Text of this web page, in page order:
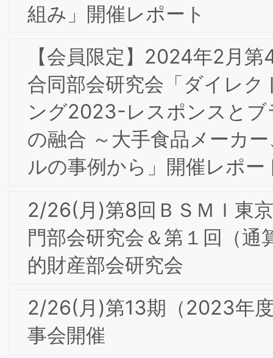
合同部会研究会「企業における知的財産
活動―ブランディングへの知財貢献」開
催レポート
【会員限定】2022年9月第4回ＢＳＭＩ
東京/大阪合同研究会
9/2-3東阪合同夏季合宿研究会 in広島の
報告
【会員限定】2022年7月第3回東京/大阪
合同部会研究会「不二製油におけるブラ
ンディングの取組」開催レポート
【会員限定】2022年6月 東京第20回フ
ォーラム開催レポート
【会員限定】2022年7月第3回ＢＳＭＩ
東京/大阪合同研究会
【会員限定】2022年5月第2回東京/大阪